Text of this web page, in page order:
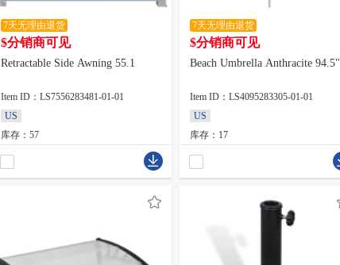
7天无理由退货
$分销商可见
Retractable Side Awning 55.1
Item ID：LS7556283481-01-01
US
库存：57
7天无理由退货
$分销商可见
Beach Umbrella Anthracite 94.5"
Item ID：LS4095283305-01-01
US
库存：17